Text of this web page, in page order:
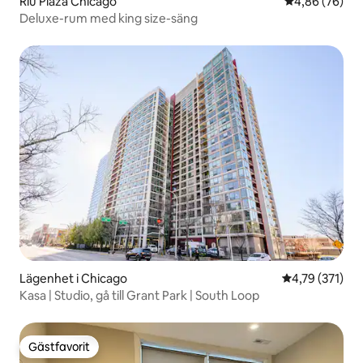
Deluxe-rum med king size-säng
Lägenhet i Chicago 4,79 av 5 i
4,79 (371)
Kasa | Studio, gå till Grant Park | South Loop
Gästfavorit
Gästfavorit